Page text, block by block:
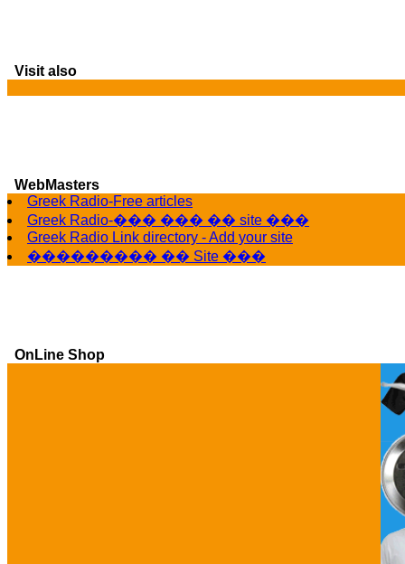
Visit also
WebMasters
Greek Radio-Free articles
Greek Radio-��� ��� �� site ���
Greek Radio Link directory - Add your site
��������� �� Site ���
OnLine Shop